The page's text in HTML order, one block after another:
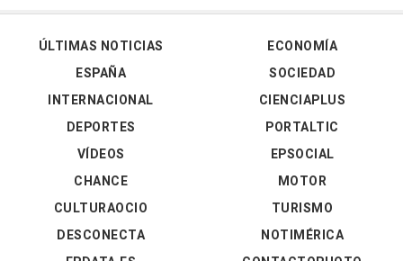
ÚLTIMAS NOTICIAS
ESPAÑA
INTERNACIONAL
DEPORTES
VÍDEOS
ECONOMÍA
SOCIEDAD
CIENCIAPLUS
PORTALTIC
EPSOCIAL
CHANCE
CULTURAOCIO
DESCONECTA
MOTOR
TURISMO
NOTIMÉRICA